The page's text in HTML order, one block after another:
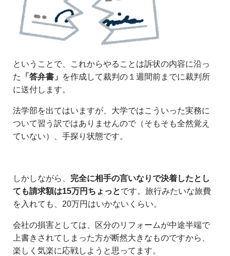
ということで、これからやることは訴状の内容に沿っ
た
「答弁書」 を作成して裁判の１週間前までに裁判所
に送付します。
法学部を出てはいますが、大学ではこういった実務に
ついて習う訳ではありませんので（そもそも全然覚え
ていない）、手探り状態です。
しかしながら、 完全に相手の言いなりで決着したとし
ても請求額は15万円ちょっとです。旅行みたいな旅費
を入れても、20万円はいかないくらい。
会社の損害としては、区分のリフォームが中途半端で
上書きされてしまった方が断然大きなものですから、
楽しく気楽に応戦しようと思ってます。